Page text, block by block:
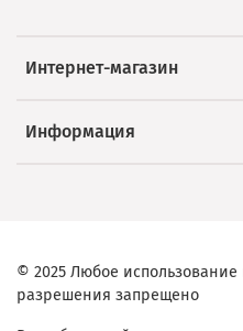
Интернет-магазин
Информация
© 2025 Любое использование
разрешения запрещено